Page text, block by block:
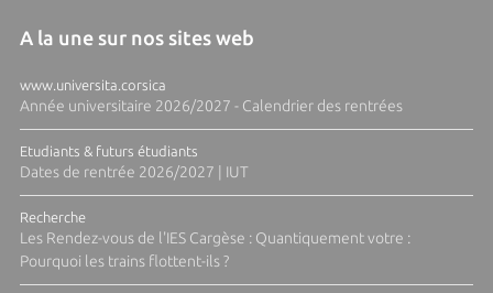
A la une sur nos sites web
www.universita.corsica
Année universitaire 2026/2027 - Calendrier des rentrées
Etudiants & futurs étudiants
Dates de rentrée 2026/2027 | IUT
Recherche
Les Rendez-vous de l'IES Cargèse : Quantiquement votre :
Pourquoi les trains flottent-ils ?